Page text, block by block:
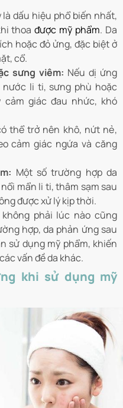
là dấu hiệu phổ biến nhất,
thoađược mỹ phẩm. Da
hoặc đỏ ửng, đặc biệt ở
cổ.
sưng viêm: Nếu dị ứng
li ti, sưng phù hoặc
giác đau nhức, khó
thể trở nên khô, nứt nẻ,
cảm giác ngứa và căng
Một số trường hợp da
mẩn li ti, thâm sạm sau
được xử lý kịp thời.
phải lúc nào cũng
hợp, da phản ứng sau
sử dụng mỹ phẩm, khiến
vấn đề da khác.
khi sử dụng mỹ